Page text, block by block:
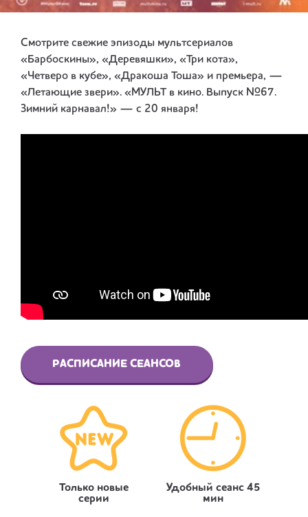
Смотрите свежие эпизоды мультсериалов
«Барбоскины», «Деревяшки», «Три кота»,
«Четверо в кубе», «Дракоша Тоша» и премьера, —
«Летающие звери». «МУЛЬТ в кино. Выпуск №67.
Зимний карнавал!» — с 20 января!
РАСПИСАНИЕ СЕАНСОВ
Только новые
серии
Удобный сеанс 45
мин